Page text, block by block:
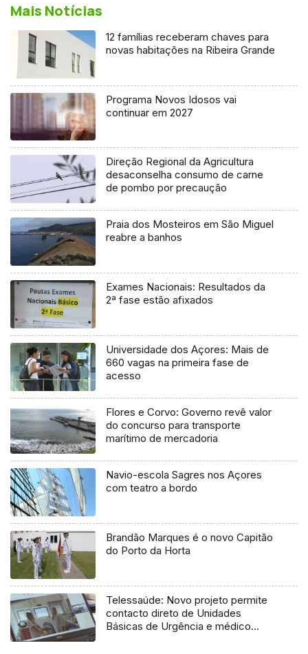
Mais Notícias
12 famílias receberam chaves para
novas habitações na Ribeira Grande
Programa Novos Idosos vai
continuar em 2027
Direção Regional da Agricultura
desaconselha consumo de carne
de pombo por precaução
Praia dos Mosteiros em São Miguel
reabre a banhos
Exames Nacionais: Resultados da
2ª fase estão afixados
Universidade dos Açores: Mais de
660 vagas na primeira fase de
acesso
Flores e Corvo: Governo revê valor
do concurso para transporte
marítimo de mercadoria
Navio-escola Sagres nos Açores
com teatro a bordo
Brandão Marques é o novo Capitão
do Porto da Horta
Telessaúde: Novo projeto permite
contacto direto de Unidades
Básicas de Urgência e médico